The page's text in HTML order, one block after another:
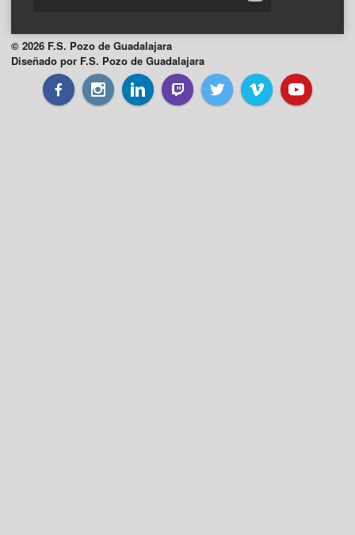
© 2026 F.S. Pozo de Guadalajara
Diseñado por F.S. Pozo de Guadalajara